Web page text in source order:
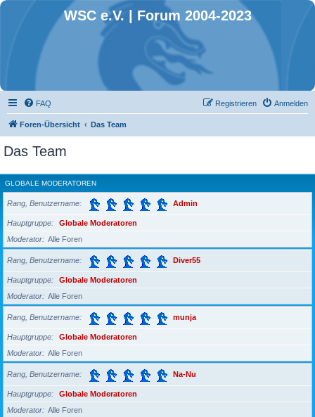
WSC e.V. | Forum 2004-2023
FAQ Anmelden
Registrieren
Foren-Übersicht Das Team
Das Team
GLOBALE MODERATOREN
Rang, Benutzername Admin
Hauptgruppe
Globale Moderatoren
Moderator
Alle Foren
Rang, Benutzername Diver55
Hauptgruppe
Globale Moderatoren
Moderator
Alle Foren
Rang, Benutzername munja
Hauptgruppe
Globale Moderatoren
Moderator
Alle Foren
Rang, Benutzername Na-Nu
Hauptgruppe
Globale Moderatoren
Moderator
Alle Foren